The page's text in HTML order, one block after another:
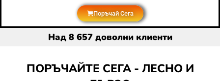
Поръчай Сега
Над 8 657 доволни клиенти
ПОРЪЧАЙТЕ СЕГА - ЛЕСНО И